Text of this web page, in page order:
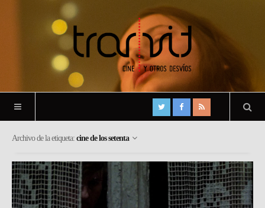
Archivo de la etiqueta: cine de los setenta